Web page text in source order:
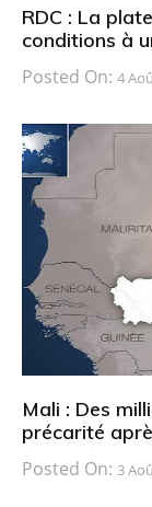
RDC : La
conditions à
Posted On: 4
Mali : Des
précarité
Posted On: 3